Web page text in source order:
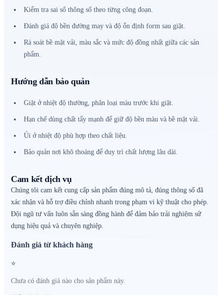
Kiểm tra sai số thông số theo từng công đoạn.
Đánh giá độ bền đường may và độ ổn định form sau giặt.
Rà soát bề mặt vải, màu sắc và mức độ đồng nhất giữa các sản
phẩm.
Hướng dẫn bảo quản
Giặt ở nhiệt độ thường, phân loại màu trước khi giặt.
Hạn chế dùng chất tẩy mạnh để giữ độ bền màu và bề mặt vải.
Ủi ở nhiệt độ phù hợp theo chất liệu.
Bảo quản nơi khô thoáng để duy trì chất lượng lâu dài.
Cam kết dịch vụ
Chúng tôi cam kết cung cấp sản phẩm đúng mô tả, đúng thông số đã
xác nhận và hỗ trợ điều chỉnh nhanh trong phạm vi kỹ thuật cho phép.
Đội ngũ tư vấn luôn sẵn sàng đồng hành để đảm bảo trải nghiệm sử
dụng hiệu quả và chuyên nghiệp.
Đánh giá từ khách hàng
⭐
Chưa có đánh giá nào cho sản phẩm này.